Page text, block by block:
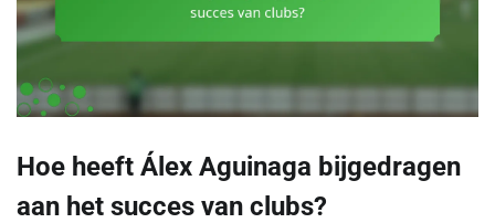
Hoe heeft Álex Aguinaga bijgedragen
aan het succes van clubs?